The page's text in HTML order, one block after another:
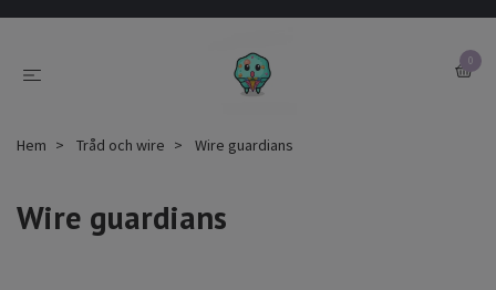
0
Hem Tråd och wire Wire guardians
Wire guardians